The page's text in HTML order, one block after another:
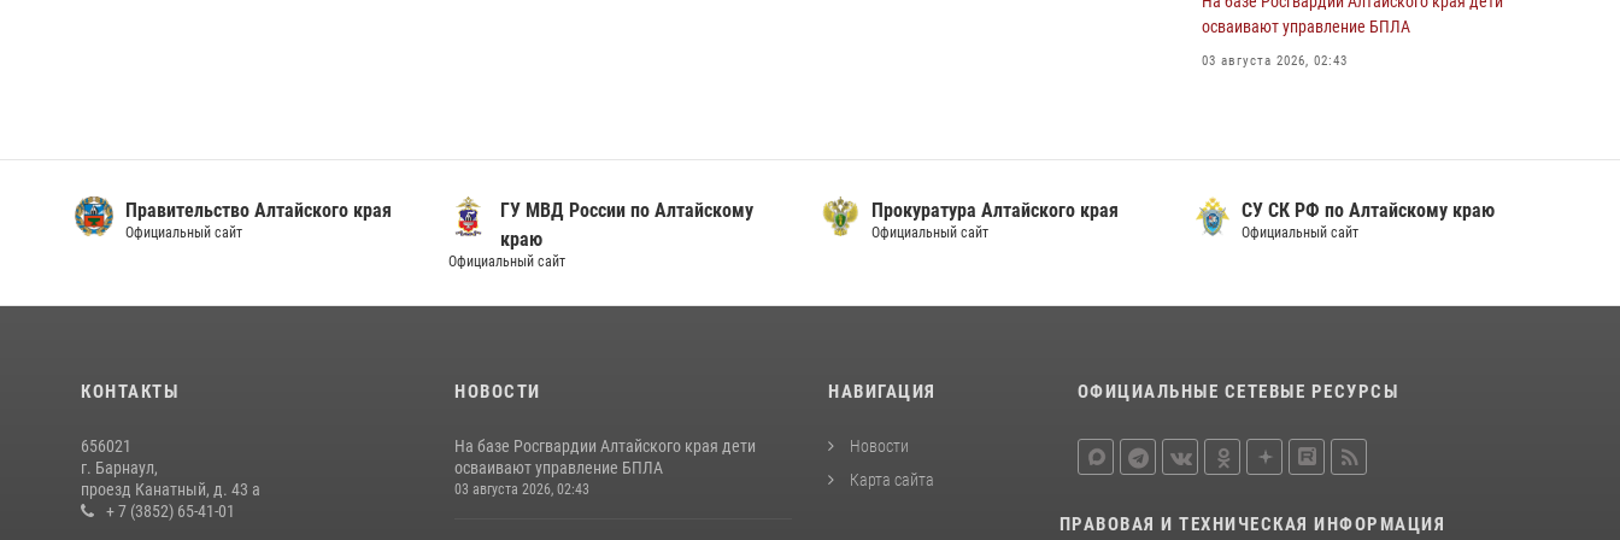
охраны Росгвардии по Алтайскому краю
осваивают управление БПЛА
03 августа 2026, 02:43
Правительство Алтайского края
Официальный сайт
ГУ МВД России по Алтайскому
краю
Официальный сайт
Прокуратура Алтайского края
Официальный сайт
СУ СК РФ по Алтайскому краю
Официальный сайт
КОНТАКТЫ
656021
г. Барнаул,
проезд Канатный, д. 43 а
+ 7 (3852) 65-41-01
НОВОСТИ
На базе Росгвардии Алтайского края дети
осваивают управление БПЛА
03 августа 2026, 02:43
НАВИГАЦИЯ
Новости
Карта сайта
ОФИЦИАЛЬНЫЕ СЕТЕВЫЕ РЕСУРСЫ
ПРАВОВАЯ И ТЕХНИЧЕСКАЯ ИНФОРМАЦИЯ